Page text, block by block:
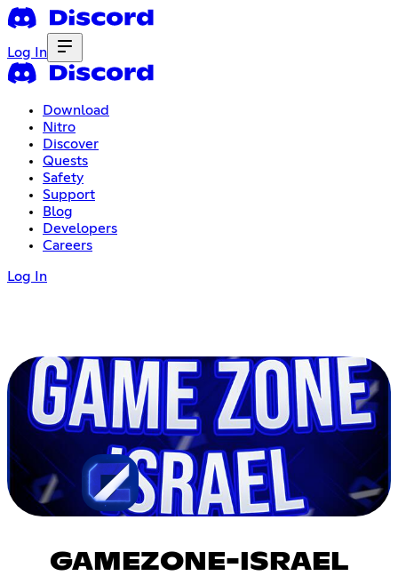
Log In
Download
Nitro
Discover
Quests
Safety
Support
Blog
Developers
Careers
Log In
GAMEZONE-ISRAEL